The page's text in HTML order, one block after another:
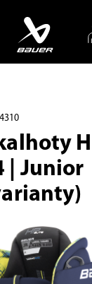
| Junior